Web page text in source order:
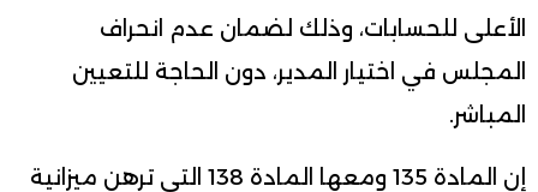
الأعلى للحسابات، وذلك لضمان عدم انحراف
المجلس في اختيار المدير، دون الحاجة للتعيين
المباشر.
إن المادة 135 ومعها المادة 138 التي ترهن ميزانية